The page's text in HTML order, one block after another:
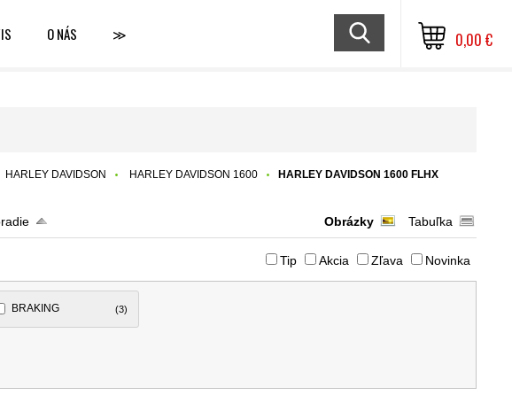
O NÁS ≫ 0,00 €
HARLEY DAVIDSON HARLEY DAVIDSON 1600 HARLEY DAVIDSON 1600 FLHX
Obrázky Tabuľka
Tip Akcia Zľava Novinka
BRAKING (3)